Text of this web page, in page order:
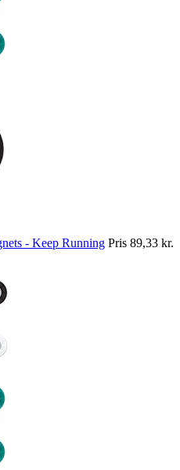
- Keep Running Pris 89,33 kr.